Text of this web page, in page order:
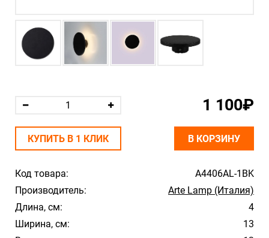
Код товара:
A4406AL-1BK
Производитель:
Arte Lamp (Италия)
Длина, см:
4
Ширина, см:
13
1 100₽
КУПИТЬ В 1 КЛИК В КОРЗИНУ